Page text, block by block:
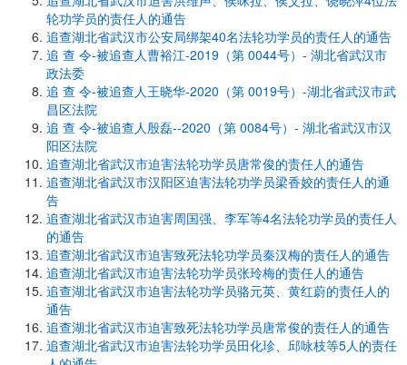
轮功学员的责任人的通告
追查湖北省武汉市公安局绑架40名法轮功学员的责任人的通告
追 查 令-被追查人曹裕江-2019（第 0044号）- 湖北省武汉市
政法委
追 查 令-被追查人王晓华-2020（第 0019号）-湖北省武汉市武
昌区法院
追 查 令-被追查人殷磊--2020（第 0084号）- 湖北省武汉市汉
阳区法院
追查湖北省武汉市迫害法轮功学员唐常俊的责任人的通告
追查湖北省武汉市汉阳区迫害法轮功学员梁香姣的责任人的通
告
追查湖北省武汉市迫害周国强、李军等4名法轮功学员的责任人
的通告
追查湖北省武汉市迫害致死法轮功学员秦汉梅的责任人的通告
追查湖北省武汉市迫害法轮功学员张玲梅的责任人的通告
追查湖北省武汉市迫害法轮功学员骆元英、黄红蔚的责任人的
通告
追查湖北省武汉市迫害致死法轮功学员唐常俊的责任人的通告
追查湖北省武汉市迫害法轮功学员田化珍、邱咏枝等5人的责任